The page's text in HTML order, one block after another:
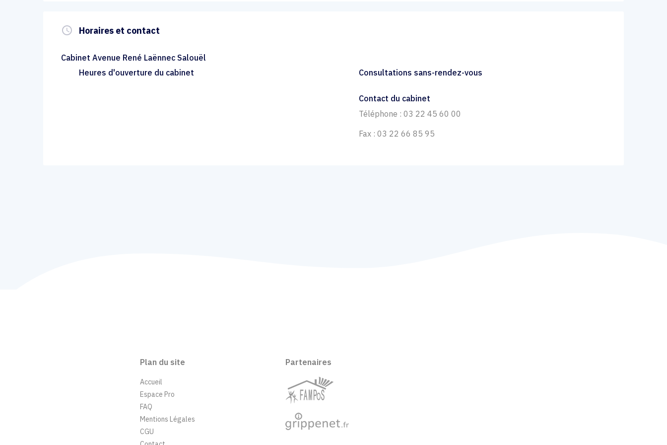
query_builder Horaires et contact
Cabinet Avenue René Laënnec Salouël
Heures d'ouverture du cabinet
Consultations sans-rendez-vous
Contact du cabinet
Téléphone : 03 22 45 60 00
Fax : 03 22 66 85 95
Plan du site
Accueil
Espace Pro
FAQ
Mentions Légales
CGU
Partenaires